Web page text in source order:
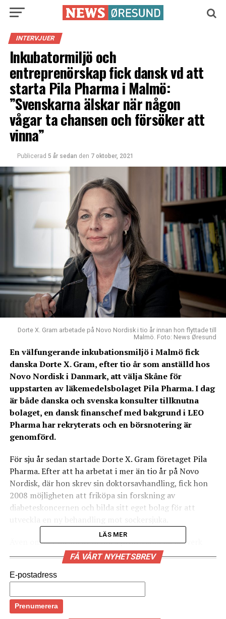
INTERVJUER
Inkubatormiljö och
entreprenörskap fick dansk vd att
starta Pila Pharma i Malmö:
”Svenskarna älskar när någon
vågar ta chansen och försöker att
vinna”
Publicerad 5 år sedan den 7 oktober, 2021
Dorte X. Gram arbetade på Novo Nordisk i tio år innan hon flyttade till
Malmö. Foto: News Øresund
En välfungerande inkubationsmiljö i Malmö fick
danska Dorte X. Gram, efter tio år som anställd hos
Novo Nordisk i Danmark, att välja Skåne för
uppstarten av läkemedelsbolaget Pila Pharma. I dag
är både danska och svenska konsulter tillknutna
bolaget, en dansk finanschef med bakgrund i LEO
Pharma har rekryterats och en börsnotering är
genomförd.
För sju år sedan startade Dorte X. Gram företaget Pila
Pharma. Efter att ha arbetat i mer än tio år på Novo
Nordisk, där hon skrev sin doktorsavhandling, fick hon
2008 möjligheten att friköpa sin forskning av
diabeteskoncernen och bilda sitt eget bolag för att
Även om det mesta av hennes professionella nätverk
fanns i Danmark, valde hon att utveckla Pila Pharma i
Malmö, där hon bosatte sig med sin familj.
fanns bättre möjligheter att komma vidare när vi var i
startup-fasen, säger Dorte X. Gram.
LÄS MER
FÅ VÅRT NYHETSBREV
E-postadress